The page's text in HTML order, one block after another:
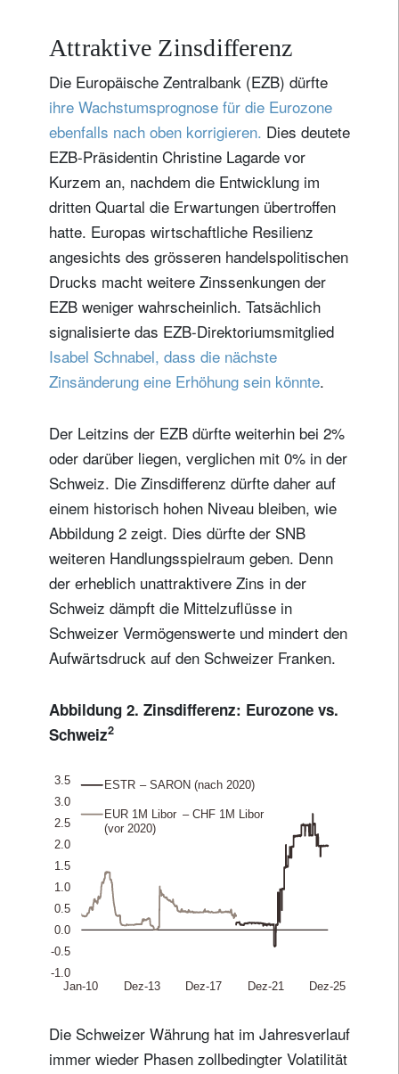
Attraktive Zinsdifferenz
Die Europäische Zentralbank (EZB) dürfte
ihre Wachstumsprognose für die Eurozone
ebenfalls nach oben korrigieren. Dies deutete
EZB-Präsidentin Christine Lagarde vor
Kurzem an, nachdem die Entwicklung im
dritten Quartal die Erwartungen übertroffen
hatte. Europas wirtschaftliche Resilienz
angesichts des grösseren handelspolitischen
Drucks macht weitere Zinssenkungen der
EZB weniger wahrscheinlich. Tatsächlich
signalisierte das EZB-Direktoriumsmitglied
Isabel Schnabel, dass die nächste
Zinsänderung eine Erhöhung sein könnte.
Der Leitzins der EZB dürfte weiterhin bei 2%
oder darüber liegen, verglichen mit 0% in der
Schweiz. Die Zinsdifferenz dürfte daher auf
einem historisch hohen Niveau bleiben, wie
Abbildung 2 zeigt. Dies dürfte der SNB
weiteren Handlungsspielraum geben. Denn
der erheblich unattraktivere Zins in der
Schweiz dämpft die Mittelzuflüsse in
Schweizer Vermögenswerte und mindert den
Aufwärtsdruck auf den Schweizer Franken.
Abbildung 2. Zinsdifferenz: Eurozone vs.
Schweiz2
Die Schweizer Währung hat im Jahresverlauf
immer wieder Phasen zollbedingter Volatilität